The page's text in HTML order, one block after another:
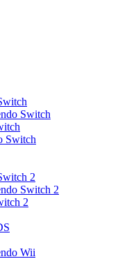
Switch
Switch
2
Switch 2
2
Wii